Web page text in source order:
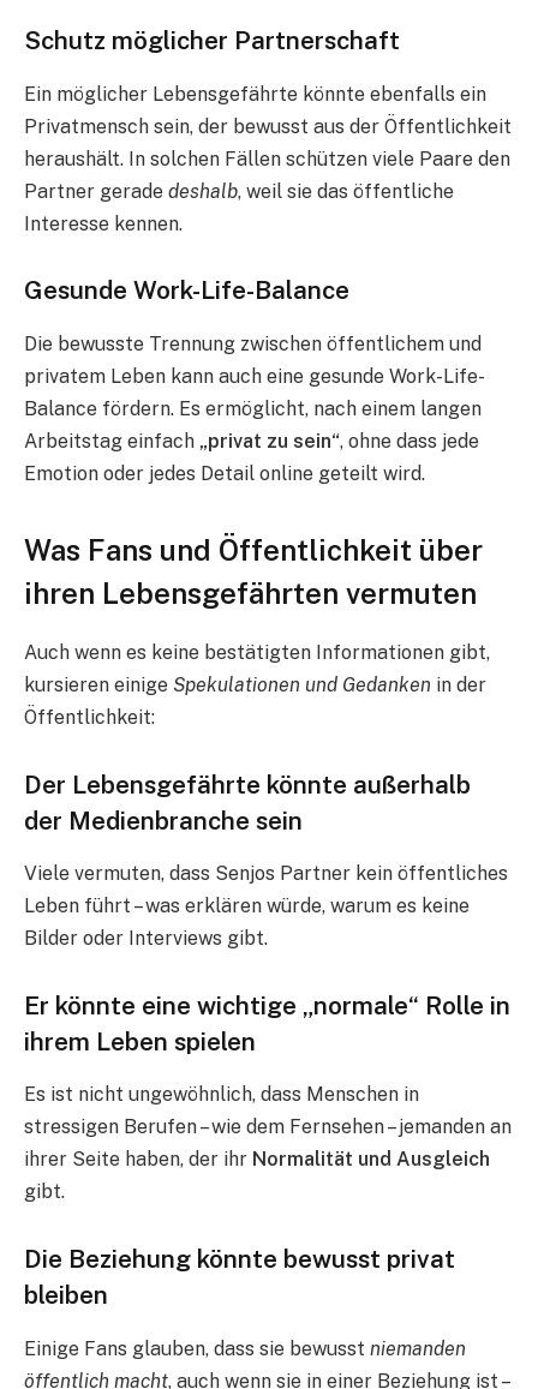
Schutz möglicher Partnerschaft
Ein möglicher Lebensgefährte könnte ebenfalls ein
Privatmensch sein, der bewusst aus der Öffentlichkeit
heraushält. In solchen Fällen schützen viele Paare den
Partner gerade deshalb, weil sie das öffentliche
Interesse kennen.
Gesunde Work-Life-Balance
Die bewusste Trennung zwischen öffentlichem und
privatem Leben kann auch eine gesunde Work-Life-
Balance fördern. Es ermöglicht, nach einem langen
Arbeitstag einfach „privat zu sein“, ohne dass jede
Emotion oder jedes Detail online geteilt wird.
Was Fans und Öffentlichkeit über
ihren Lebensgefährten vermuten
Auch wenn es keine bestätigten Informationen gibt,
kursieren einige Spekulationen und Gedanken in der
Öffentlichkeit:
Der Lebensgefährte könnte außerhalb
der Medienbranche sein
Viele vermuten, dass Senjos Partner kein öffentliches
Leben führt – was erklären würde, warum es keine
Bilder oder Interviews gibt.
Er könnte eine wichtige „normale“ Rolle in
ihrem Leben spielen
Es ist nicht ungewöhnlich, dass Menschen in
stressigen Berufen – wie dem Fernsehen – jemanden an
ihrer Seite haben, der ihr Normalität und Ausgleich
gibt.
Die Beziehung könnte bewusst privat
bleiben
Einige Fans glauben, dass sie bewusst niemanden
öffentlich macht, auch wenn sie in einer Beziehung ist –